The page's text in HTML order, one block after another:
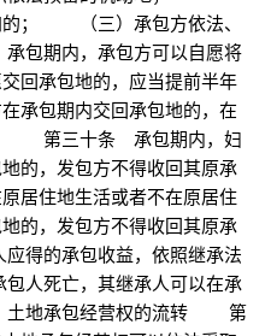
的； （三）承包方依法、
期内，承包方可以自愿将
回承包地的，应当提前半年
承包期内交回承包地的，在
。 第三十条 承包期内，妇
的，发包方不得收回其原承
居住地生活或者不在原居住
的，发包方不得收回其原承
的承包收益，依照继承法
死亡，其继承人可以在承
地承包经营权的流转 第